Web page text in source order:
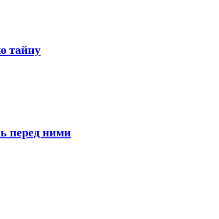
тайну
перед ними